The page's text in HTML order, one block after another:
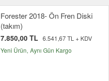
Forester 2018- Ön Fren Diski
(takım)
7.850,00 TL 6.541,67 TL + KDV
Yeni Ürün Aynı Gün Kargo